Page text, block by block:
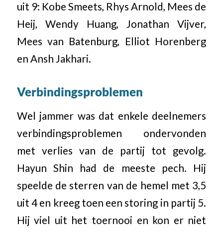
uit 9: Kobe Smeets, Rhys Arnold, Mees de
Heij, Wendy Huang, Jonathan Vijver,
Mees van Batenburg, Elliot Horenberg
en Ansh Jakhari.
Verbindingsproblemen
Wel jammer was dat enkele deelnemers
verbindingsproblemen ondervonden
met verlies van de partij tot gevolg.
Hayun Shin had de meeste pech. Hij
speelde de sterren van de hemel met 3,5
uit 4 en kreeg toen een storing in partij 5.
Hij viel uit het toernooi en kon er niet